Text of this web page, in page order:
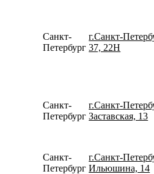
Санкт-
Петербург
г.Санкт-
37, 22Н
Санкт-
Петербург
г.Санкт-
Заставская, 13
Санкт-
Петербург
г.Санкт-
Ильюшина, 14